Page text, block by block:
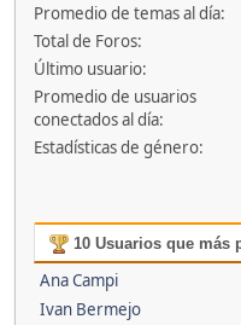
Promedio de temas al día:
Total de Foros:
Último usuario:
Promedio de usuarios
conectados al día:
Estadísticas de género:
10 Usuarios que más
Ana Campi
Ivan Bermejo